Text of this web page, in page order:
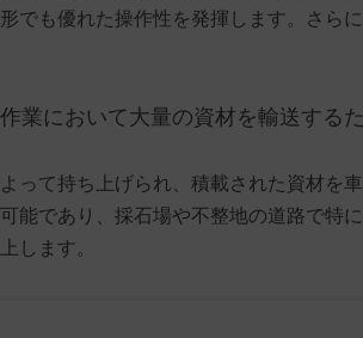
でも優れた操作性を発揮します。さら
において大量の資材を輸送する
て持ち上げられ、積載された資材を
であり、採石場や不整地の道路で特
します。